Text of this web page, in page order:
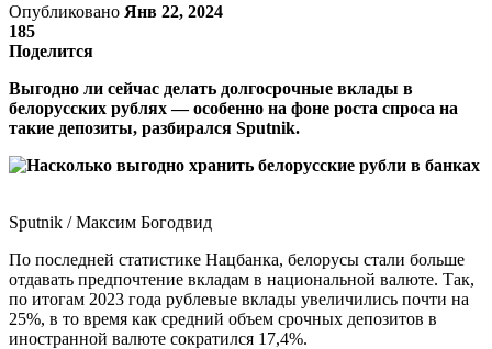
Опубликовано Янв 22, 2024
185
Поделится
Выгодно ли сейчас делать долгосрочные вклады в
белорусских рублях — особенно на фоне роста спроса на
такие депозиты, разбирался Sputnik.
Sputnik / Максим Богодвид
По последней статистике Нацбанка, белорусы стали больше
отдавать предпочтение вкладам в национальной валюте. Так,
по итогам 2023 года рублевые вклады увеличились почти на
25%, в то время как средний объем срочных депозитов в
иностранной валюте сократился 17,4%.